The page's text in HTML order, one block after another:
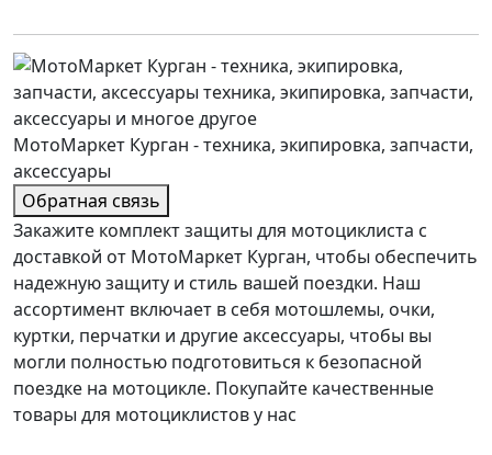
МотоМаркет Курган - техника, экипировка, запчасти,
аксессуары
Обратная связь
Закажите комплект защиты для мотоциклиста с
доставкой от МотоМаркет Курган, чтобы обеспечить
надежную защиту и стиль вашей поездки. Наш
ассортимент включает в себя мотошлемы, очки,
куртки, перчатки и другие аксессуары, чтобы вы
могли полностью подготовиться к безопасной
поездке на мотоцикле. Покупайте качественные
товары для мотоциклистов у нас